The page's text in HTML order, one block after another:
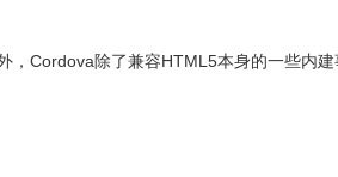
，Cordova除了兼容HTML5本身的一些内建